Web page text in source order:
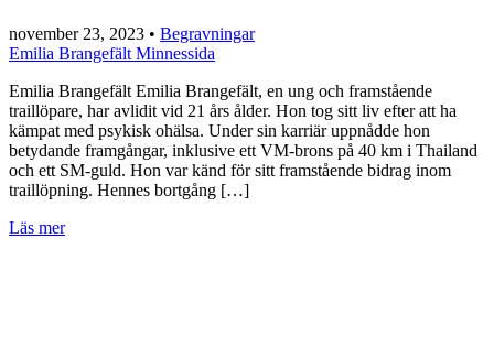
november 23, 2023 • Begravningar
Emilia Brangefält Minnessida
Emilia Brangefält Emilia Brangefält, en ung och framstående
traillöpare, har avlidit vid 21 års ålder. Hon tog sitt liv efter att ha
kämpat med psykisk ohälsa. Under sin karriär uppnådde hon
betydande framgångar, inklusive ett VM-brons på 40 km i Thailand
och ett SM-guld. Hon var känd för sitt framstående bidrag inom
traillöpning. Hennes bortgång […]
Läs mer